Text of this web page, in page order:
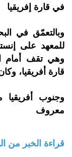
في قارة إفريقيا
وبالتعمّق في
للمعهد على
وهي تقف أمام
قارة أفريقيا،
وجنوب أفريقيا
معروف
قراءة الخبر من